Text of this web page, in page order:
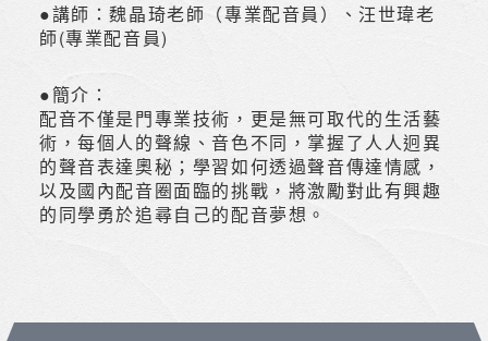
●講師：魏晶琦老師（專業配音員）、汪世瑋老
師(專業配音員)
●簡介：
配音不僅是門專業技術，更是無可取代的生活藝
術，每個人的聲線、音色不同，掌握了人人迥異
的聲音表達奧秘；學習如何透過聲音傳達情感，
以及國內配音圈面臨的挑戰，將激勵對此有興趣
的同學勇於追尋自己的配音夢想。